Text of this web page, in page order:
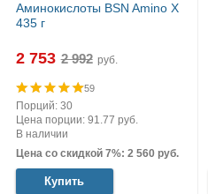
Аминокислоты BSN Amino X
435 г
2 753 руб.
59
Порций: 30
Цена порции: 91.77 руб.
В наличии
Цена со скидкой 7%: 2 560 руб.
Купить